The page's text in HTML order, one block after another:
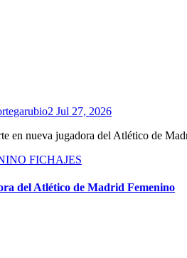
Jul 27, 2026
en nueva jugadora del Atlético de
FICHAJES
del Atlético de Madrid Femenino